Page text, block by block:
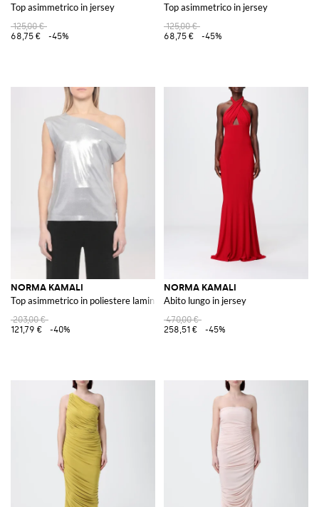
Top asimmetrico in jersey
125,00 €
68,75 €
-45%
Top asimmetrico in jersey
125,00 €
68,75 €
-45%
NORMA KAMALI
Top asimmetrico in poliestere laminato
203,00 €
121,79 €
-40%
NORMA KAMALI
Abito lungo in jersey
470,00 €
258,51 €
-45%